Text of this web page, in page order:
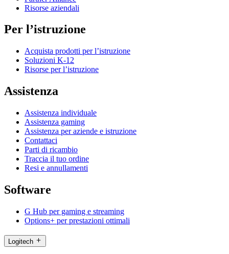
Risorse aziendali
Per l’istruzione
Acquista prodotti per l’istruzione
Soluzioni K-12
Risorse per l’istruzione
Assistenza
Assistenza individuale
Assistenza gaming
Assistenza per aziende e istruzione
Contattaci
Parti di ricambio
Traccia il tuo ordine
Resi e annullamenti
Software
G Hub per gaming e streaming
Options+ per prestazioni ottimali
Logitech